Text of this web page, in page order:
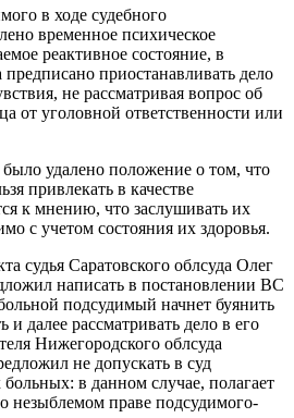
в ходе судебного
временное психическое
реактивное состояние, в
предписано приостанавливать дело
не рассматривая вопрос об
от уголовной ответственности или
было удалено положение о том, что
привлекать в качестве
к мнению, что заслушивать их
с учетом состояния их здоровья.
судья Саратовского облсуда Олег
написать в постановлении ВС
подсудимый начнет буянить
и далее рассматривать дело в его
Нижегородского облсуда
не допускать в суд
в данном случае, полагает
незыблемом праве подсудимого-